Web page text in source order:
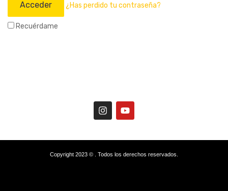
¿Has perdido tu contraseña?
Recuérdame
Copyright 2023 © . Todos los derechos reservados.